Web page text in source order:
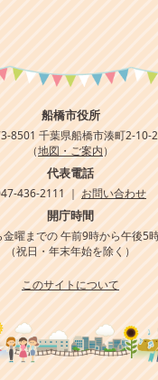
船橋市役所
8501 千葉県船橋市湊町2-10-
（地図・ご案内）
代表電話
436-2111 ｜ お問い合わせ
開庁時間
金曜までの 午前9時から午後5
（祝日・年末年始を除く）
このサイトについて